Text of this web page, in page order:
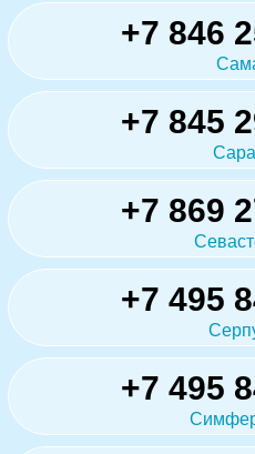
+7 846
+7 845
+7 869
+7 495
+7 495